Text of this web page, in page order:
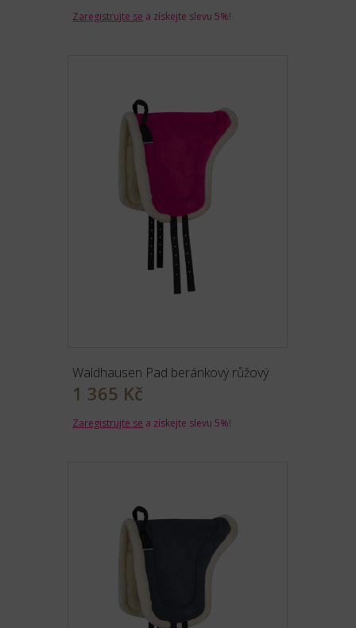
Zaregistrujte se a získejte slevu 5%!
Waldhausen Pad beránkový růžový
1 365 Kč
Zaregistrujte se a získejte slevu 5%!